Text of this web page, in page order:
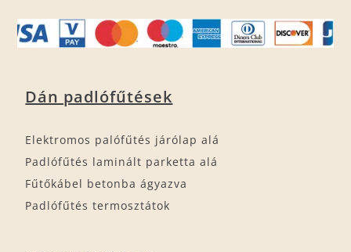
Dán padlófűtések
Elektromos palófűtés járólap alá
Padlófűtés laminált parketta alá
Fűtőkábel betonba ágyazva
Padlófűtés termosztátok